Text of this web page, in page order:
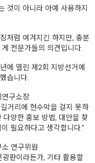
것이 아니라 아예 사용하지
처럼 여겨지긴 하지만, 충분
전문가들의 의견입니다.
에 열린 제2회 지방선거에
습니다.
연구소장
거리에 현수막을 걸지 못하
양한 홍보 방법, 대안을 찾
필요하다고 생각합니다."
연구위원
판이라든가, 기타 활용할